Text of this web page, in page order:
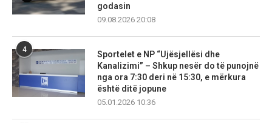
godasin
09.08.2026 20:08
4
Sportelet e NP “Ujësjellësi dhe
Kanalizimi” – Shkup nesër do të punojnë
nga ora 7:30 deri në 15:30, e mërkura
është ditë jopune
05.01.2026 10:36